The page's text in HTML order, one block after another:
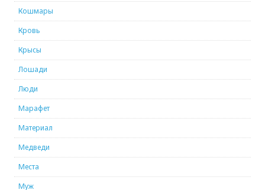
Кошмары
Кровь
Крысы
Лошади
Люди
Марафет
Материал
Медведи
Места
Муж